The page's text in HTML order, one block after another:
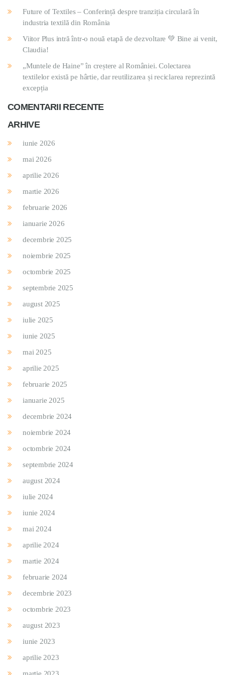
Future of Textiles – Conferință despre tranziția circulară în
industria textilă din România
Viitor Plus intră într-o nouă etapă de dezvoltare 💚 Bine ai venit,
Claudia!
„Muntele de Haine” în creștere al României. Colectarea
textilelor există pe hârtie, dar reutilizarea și reciclarea reprezintă
excepția
COMENTARII RECENTE
ARHIVE
iunie 2026
mai 2026
aprilie 2026
martie 2026
februarie 2026
ianuarie 2026
decembrie 2025
noiembrie 2025
octombrie 2025
septembrie 2025
august 2025
iulie 2025
iunie 2025
mai 2025
aprilie 2025
februarie 2025
ianuarie 2025
decembrie 2024
noiembrie 2024
octombrie 2024
septembrie 2024
august 2024
iulie 2024
iunie 2024
mai 2024
aprilie 2024
martie 2024
februarie 2024
decembrie 2023
octombrie 2023
august 2023
iunie 2023
aprilie 2023